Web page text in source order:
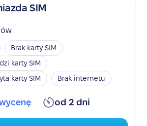
SIM
Brak karty SIM
karty SIM
karty SIM
Brak internetu
od 2 dni